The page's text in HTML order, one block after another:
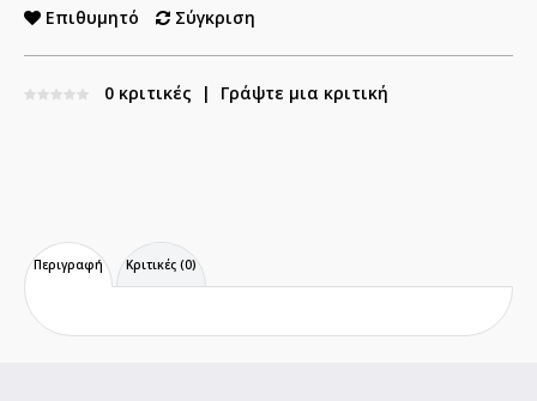
Επιθυμητό Σύγκριση
0 κριτικές | Γράψτε μια κριτική
Περιγραφή Κριτικές (0)